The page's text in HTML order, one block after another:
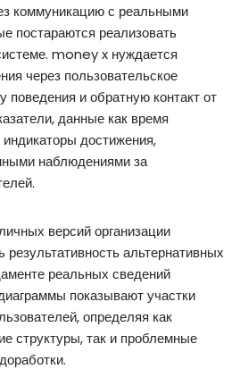
коммуникацию с реальными
постараются реализовать
money x нуждается
через пользовательское
поведения и обратную контакт от
данные как время
достижения,
наблюдениями за
версий организации
результативность альтернативных
реальных сведений
показывают участки
определяя как
структуры, так и проблемные